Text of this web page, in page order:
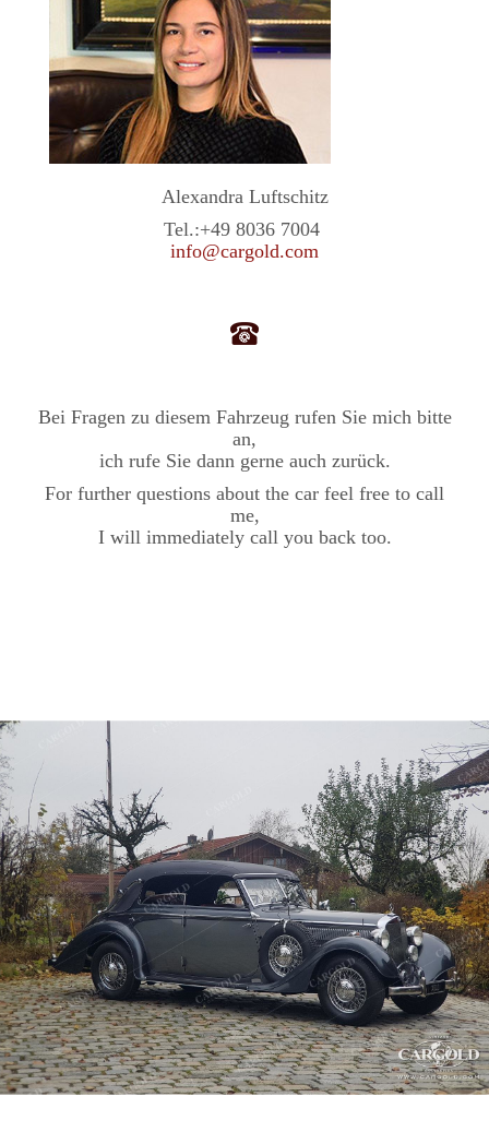
Alexandra Luftschitz
Tel.:+49 8036 7004
info@cargold.com
Bei Fragen zu diesem Fahrzeug rufen Sie mich bitte
an,
ich rufe Sie dann gerne auch zurück.
For further questions about the car feel free to call
me,
I will immediately call you back too.